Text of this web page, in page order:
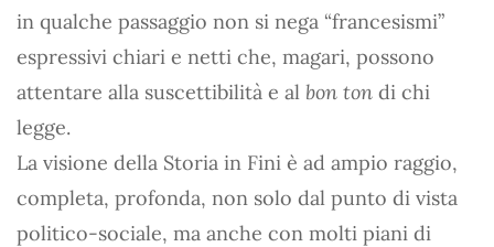
in qualche passaggio non si nega “francesismi”
espressivi chiari e netti che, magari, possono
attentare alla suscettibilità e al bon ton di chi
legge.
La visione della Storia in Fini è ad ampio raggio,
completa, profonda, non solo dal punto di vista
politico-sociale, ma anche con molti piani di